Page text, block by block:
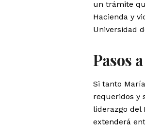
un trámite
Hacienda y
Universidad
Pasos
Si tanto
requeridos y
liderazgo del
extenderá